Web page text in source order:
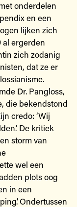
onderdelen
en een
lijken zich
al ergerden
zich zodanig
dat ze er
Dr. Pangloss,
die bekendstond
credo: ‘Wij
De kritiek
storm van
wel een
plots oog
in een
Ondertussen